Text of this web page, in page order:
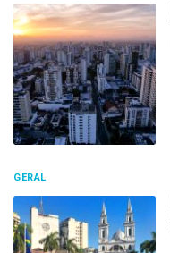
GERAL